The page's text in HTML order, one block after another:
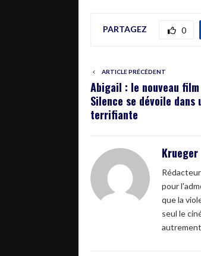
PARTAGEZ 0
ARTICLE PRÉCÉDENT
Abigail : le nouveau
Silence se dévoile dans
terrifiante
Krueger
pour
que la
seul le